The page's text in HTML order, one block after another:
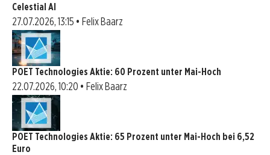
Celestial AI
27.07.2026, 13:15 • Felix Baarz
POET Technologies Aktie: 60 Prozent unter Mai-Hoch
22.07.2026, 10:20 • Felix Baarz
POET Technologies Aktie: 65 Prozent unter Mai-Hoch bei 6,52
Euro